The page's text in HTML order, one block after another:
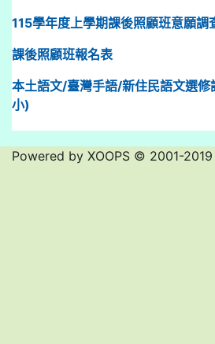
115學年度上學期課後照顧班意願調
課後照顧班報名表
本土語文/臺灣手語/新住民語文選
小)
Powered by XOOPS © 2001-2019